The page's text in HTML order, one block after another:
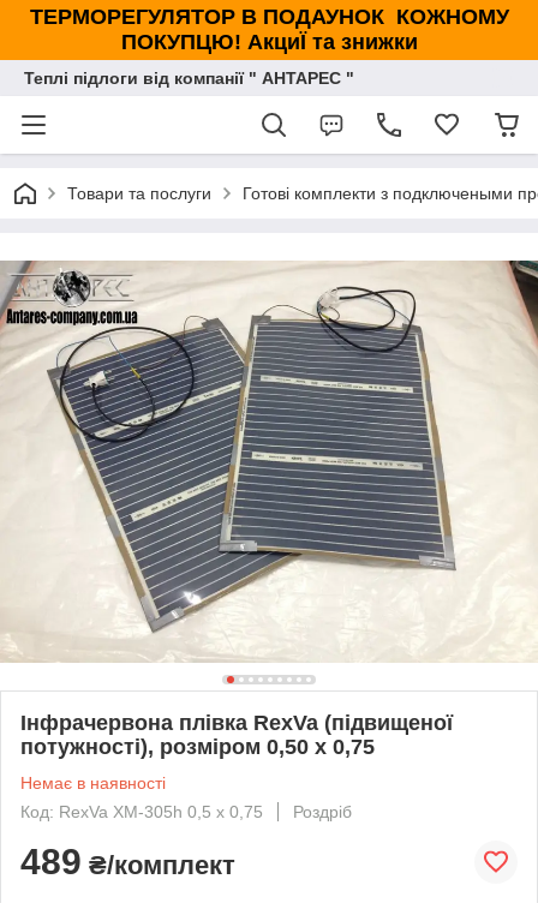
ТЕРМОРЕГУЛЯТОР В ПОДАУНОК КОЖНОМУ
ПОКУПЦЮ! АкциЇ та знижки
Теплі підлоги від компанії " АНТАРЕС "
Товари та послуги Готові комплекти з подключеными
Інфрачервона плівка RexVa (підвищеної
потужності), розміром 0,50 х 0,75
Немає в наявності
Код: RexVa XM-305h 0,5 x 0,75
Роздріб
489 ₴/комплект